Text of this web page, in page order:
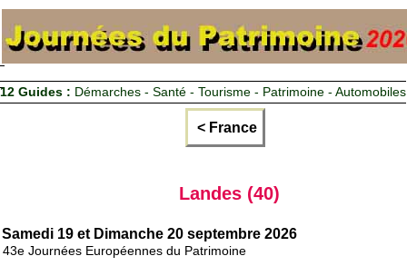
12 Guides : Démarches - Santé - Tourisme - Patrimoine - Automobiles
< France
Landes (40)
Samedi 19 et Dimanche 20 septembre 2026
43e Journées Européennes du Patrimoine